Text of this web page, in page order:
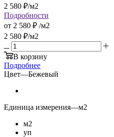
2 580 ₽/м2
Подробности
от 2 580 ₽ /м2
2 580 ₽/м2
В корзину
Подробнее
Цвет—Бежевый
Единица измерения—м2
м2
уп